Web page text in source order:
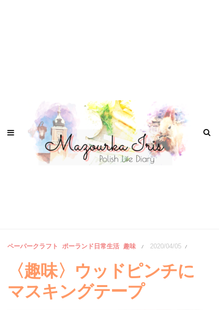
ペーパークラフト ポーランド日常生活 趣味 / 2020/04/05 /
〈趣味〉ウッドピンチに
マスキングテープ